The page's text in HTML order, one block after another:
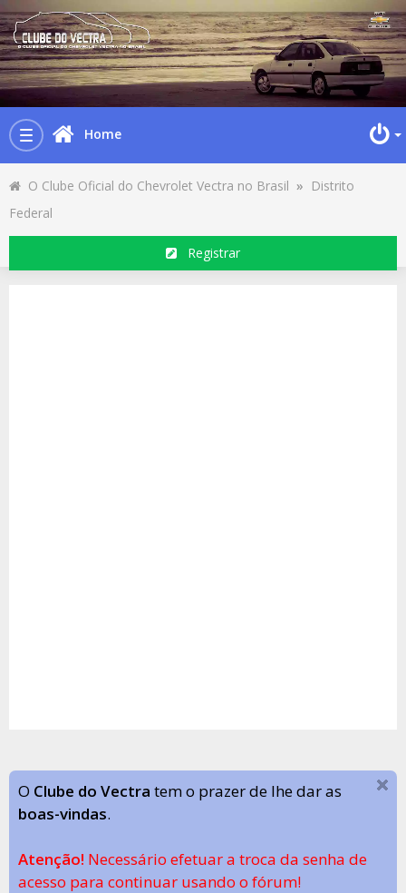
Toggle
navigation
Home
O Clube Oficial do Chevrolet Vectra no Brasil » Distrito
Federal
Registrar
O Clube do Vectra tem o prazer de lhe dar as
boas-vindas.
Atenção! Necessário efetuar a troca da senha de
acesso para continuar usando o fórum!